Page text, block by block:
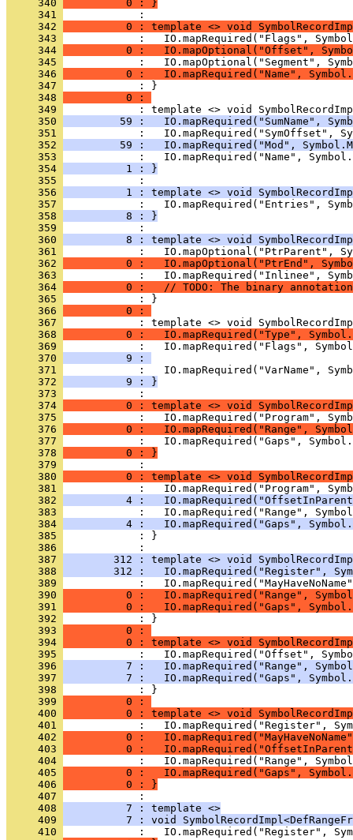
     340
          0 : }
     341
     342
0 : template <> void
     343
     344
0 :   IO.mapOptional("Offset",
     345
     346
0 :   IO.mapRequired("Name",
     347
            : }
     348
          0 :
     349
     350
59 :   IO.mapRequired("SumName",
     351
     352
59 :   IO.mapRequired("Mod",
     353
     354
          1 : }
     355
     356
1 : template <> void
     357
     358
          8 : }
     359
     360
8 : template <> void
     361
     362
0 :   IO.mapOptional("PtrEnd",
     363
     364
0 :   // TODO: The binary
     365
            : }
     366
          0 :
     367
     368
0 :   IO.mapRequired("Type",
     369
     370
          9 :
     371
     372
          9 : }
     373
     374
0 : template <> void
     375
     376
0 :   IO.mapRequired("Range",
     377
     378
          0 : }
     379
     380
0 : template <> void
     381
     382
4 :
     383
     384
4 :   IO.mapRequired("Gaps",
     385
            : }
     386
     387
312 : template <> void
     388
312 :   IO.mapRequired("Register",
     389
     390
0 :   IO.mapRequired("Range",
     391
0 :   IO.mapRequired("Gaps",
     392
            : }
     393
          0 :
     394
0 : template <> void
     395
     396
7 :   IO.mapRequired("Range",
     397
7 :   IO.mapRequired("Gaps",
     398
            : }
     399
          0 :
     400
0 : template <> void
     401
     402
0 :
     403
0 :
     404
     405
0 :   IO.mapRequired("Gaps",
     406
          0 : }
     407
            :
     408
          7 : template <>
     409
7 : void
     410